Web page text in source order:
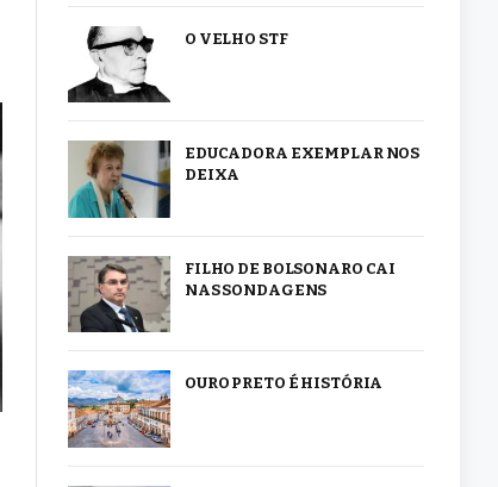
O VELHO STF
EDUCADORA EXEMPLAR NOS
DEIXA
FILHO DE BOLSONARO CAI
NAS SONDAGENS
OURO PRETO É HISTÓRIA